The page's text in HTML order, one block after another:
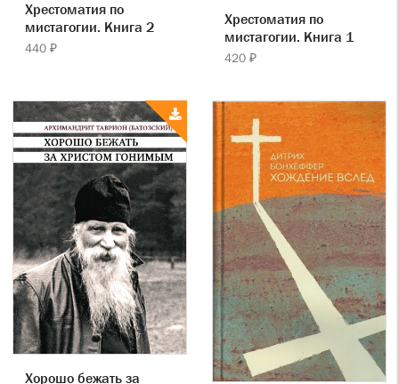
Хрестоматия по
мистагогии. Книга 2
440 ₽
Хрестоматия по
мистагогии. Книга 1
420 ₽
Хорошо бежать за